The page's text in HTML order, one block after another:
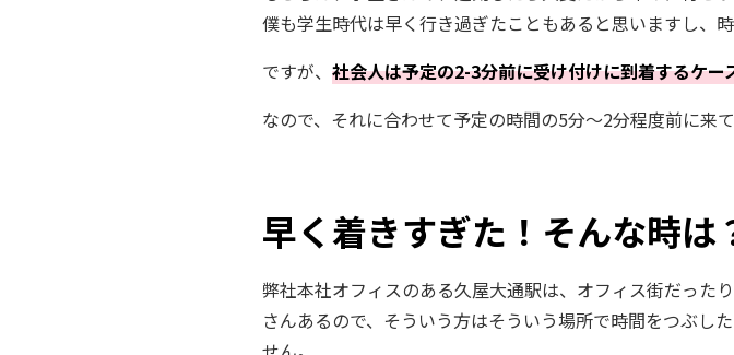
僕も学生時代は早く行き過ぎたこともあると思いますし、時
ですが、 社会人は予定の2-3分前に受け付けに到着するケー
なので、それに合わせて予定の時間の5分～2分程度前に来
早く着きすぎた！そんな時は――
弊社本社オフィスのある久屋大通駅は、オフィス街だっ
さんあるので、そういう方はそういう場所で時間をつぶし